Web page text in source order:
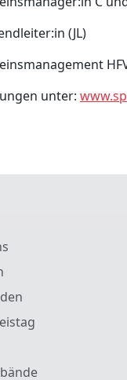
(JL)
unter: